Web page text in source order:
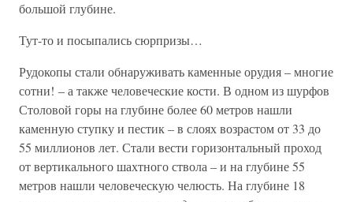
большой глубине.
Тут-то и посыпались сюрпризы…
Рудокопы стали обнаруживать каменные орудия – многие
сотни! – а также человеческие кости. В одном из шурфов
Столовой горы на глубине более 60 метров нашли
каменную ступку и пестик – в слоях возрастом от 33 до
55 миллионов лет. Стали вести горизонтальный проход
от вертикального шахтного ствола – и на глубине 55
метров нашли человеческую челюсть. На глубине 18